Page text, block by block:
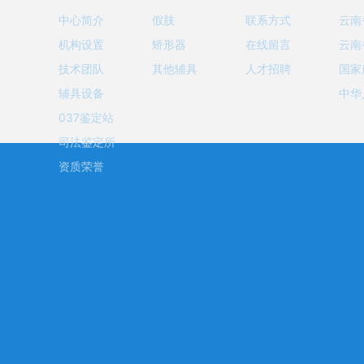
中心简介
机构设置
技术团队
辅具设备
037鉴定站
司法鉴定所
资质荣誉
假肢
矫形器
其他辅具
联系方式
在线留言
人才招聘
云
云
国
中